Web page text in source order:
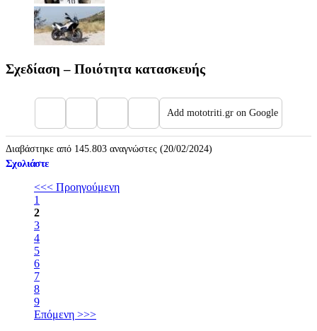
Σχεδίαση – Ποιότητα κατασκευής
Add mototriti.gr on Google
Διαβάστηκε από 145.803 αναγνώστες (20/02/2024)
Σχολιάστε
<<< Προηγούμενη
1
2
3
4
5
6
7
8
9
Επόμενη >>>